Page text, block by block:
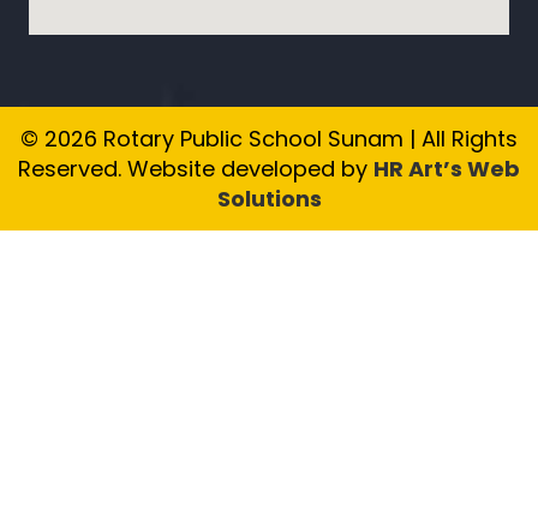
© 2026 Rotary Public School Sunam | All Rights
Reserved. Website developed by HR Art’s Web
Solutions